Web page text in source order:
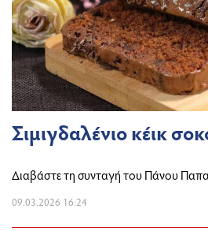
Σιμιγδαλένιο κέικ
Διαβάστε τη συνταγή του Πάνου
09.03.2026 16:24